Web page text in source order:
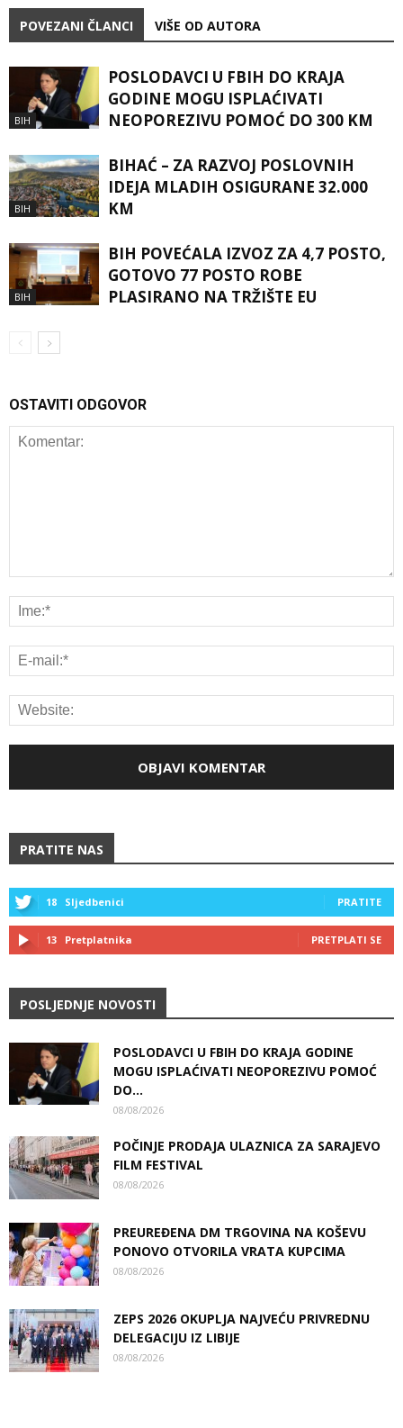
POVEZANI ČLANCI VIŠE OD AUTORA
BIH
POSLODAVCI U FBIH DO KRAJA
GODINE MOGU ISPLAĆIVATI
NEOPOREZIVU POMOĆ DO 300 KM
BIH
BIHAĆ – ZA RAZVOJ POSLOVNIH
IDEJA MLADIH OSIGURANE 32.000
KM
BIH
BIH POVEĆALA IZVOZ ZA 4,7 POSTO,
GOTOVO 77 POSTO ROBE
PLASIRANO NA TRŽIŠTE EU
OSTAVITI ODGOVOR
PRATITE NAS
18 Sljedbenici PRATITE
13 Pretplatnika PRETPLATI SE
POSLJEDNJE NOVOSTI
POSLODAVCI U FBIH DO KRAJA GODINE
MOGU ISPLAĆIVATI NEOPOREZIVU POMOĆ
DO...
08/08/2026
POČINJE PRODAJA ULAZNICA ZA SARAJEVO
FILM FESTIVAL
08/08/2026
PREUREĐENA DM TRGOVINA NA KOŠEVU
PONOVO OTVORILA VRATA KUPCIMA
08/08/2026
ZEPS 2026 OKUPLJA NAJVEĆU PRIVREDNU
DELEGACIJU IZ LIBIJE
08/08/2026